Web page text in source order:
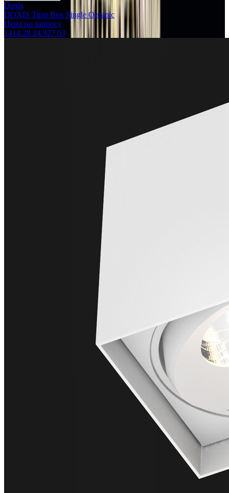
Doxis
DOXIS Titan Box Single Organic
Цена по запросу
1414.28.24.927.03